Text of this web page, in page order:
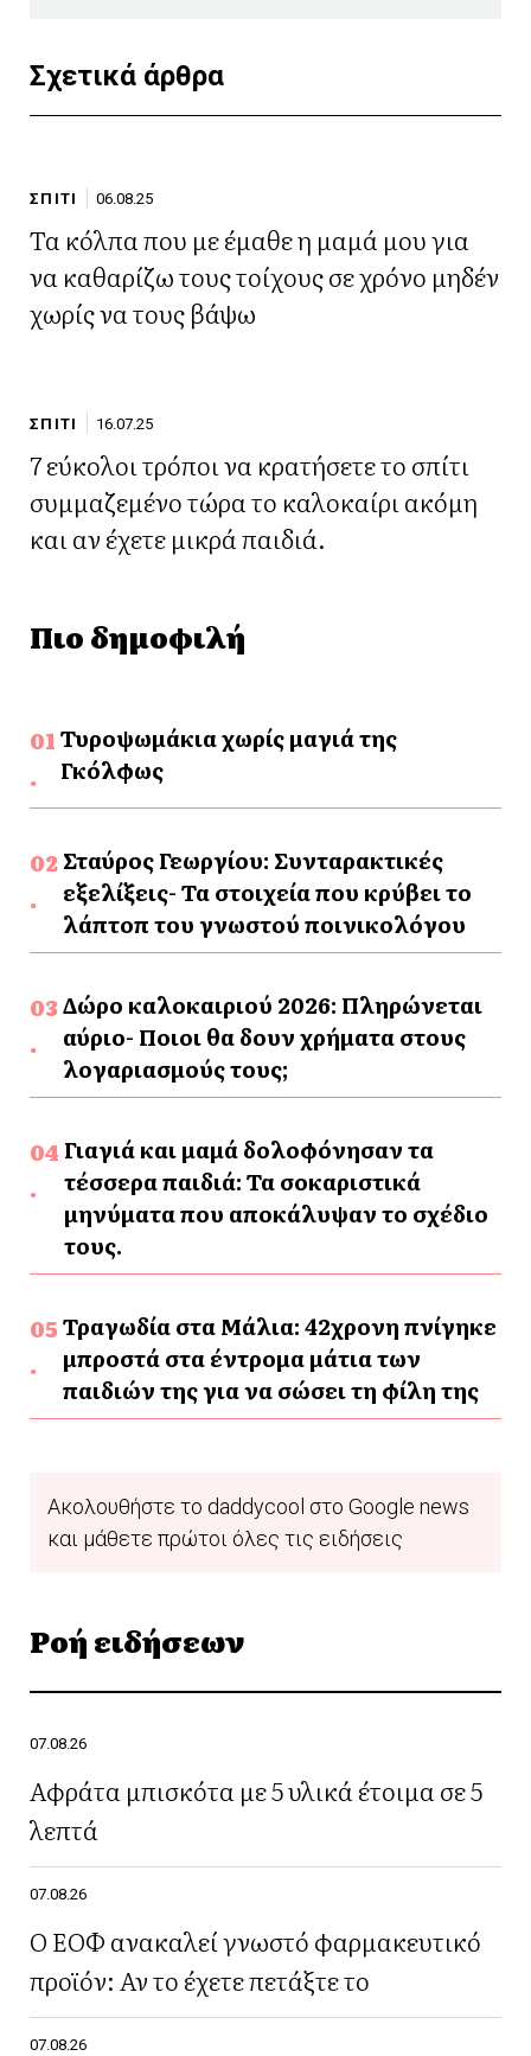
Σχετικά άρθρα
ΣΠΙΤΙ 06.08.25
Τα κόλπα που με έμαθε η μαμά μου για
να καθαρίζω τους τοίχους σε χρόνο μηδέν
χωρίς να τους βάψω
ΣΠΙΤΙ 16.07.25
7 εύκολοι τρόποι να κρατήσετε το σπίτι
συμμαζεμένο τώρα το καλοκαίρι ακόμη
και αν έχετε μικρά παιδιά.
Πιο δημοφιλή
Τυροψωμάκια χωρίς μαγιά της
Γκόλφως
Σταύρος Γεωργίου: Συνταρακτικές
εξελίξεις- Τα στοιχεία που κρύβει το
λάπτοπ του γνωστού ποινικολόγου
Δώρο καλοκαιριού 2026: Πληρώνεται
αύριο- Ποιοι θα δουν χρήματα στους
λογαριασμούς τους;
Γιαγιά και μαμά δολοφόνησαν τα
τέσσερα παιδιά: Τα σοκαριστικά
μηνύματα που αποκάλυψαν το σχέδιο
τους.
Τραγωδία στα Μάλια: 42χρονη πνίγηκε
μπροστά στα έντρομα μάτια των
παιδιών της για να σώσει τη φίλη της
Ακολουθήστε το daddycool στο Google news
και μάθετε πρώτοι όλες τις ειδήσεις
Ροή ειδήσεων
07.08.26
Αφράτα μπισκότα με 5 υλικά έτοιμα σε 5
λεπτά
07.08.26
Ο ΕΟΦ ανακαλεί γνωστό φαρμακευτικό
προϊόν: Αν το έχετε πετάξτε το
07.08.26